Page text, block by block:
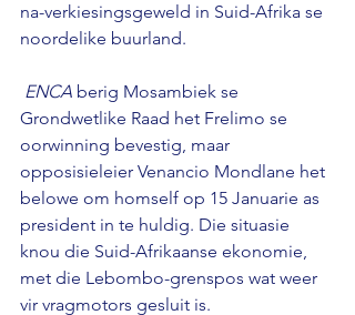
na-verkiesingsgeweld in Suid-Afrika se
noordelike buurland.
ENCA berig Mosambiek se
Grondwetlike Raad het Frelimo se
oorwinning bevestig, maar
opposisieleier Venancio Mondlane het
belowe om homself op 15 Januarie as
president in te huldig. Die situasie
knou die Suid-Afrikaanse ekonomie,
met die Lebombo-grenspos wat weer
vir vragmotors gesluit is.